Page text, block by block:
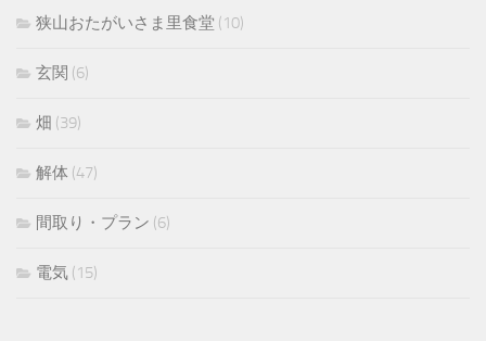
狭山おたがいさま里食堂 (10)
玄関 (6)
畑 (39)
解体 (47)
間取り・プラン (6)
電気 (15)